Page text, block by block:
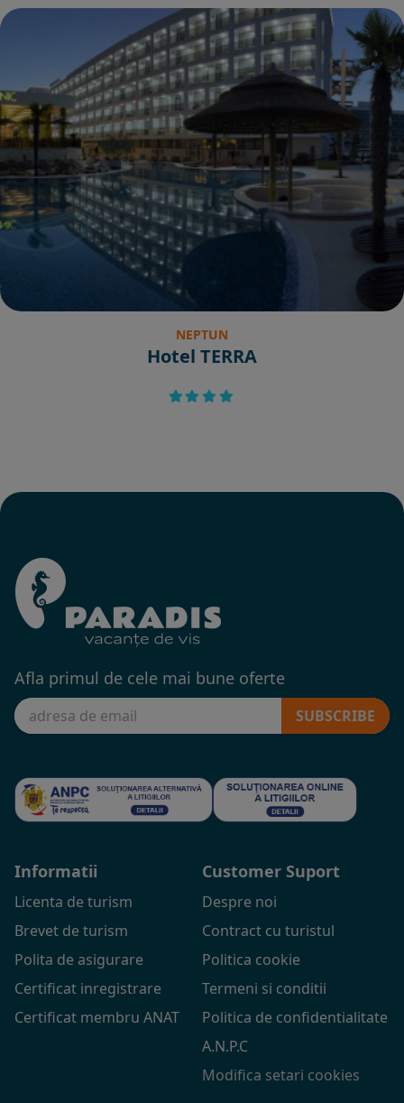
NEPTUN
Hotel TERRA
Afla primul de cele mai bune oferte
SUBSCRIBE
Informatii
Licenta de turism
Brevet de turism
Polita de asigurare
Certificat inregistrare
Certificat membru ANAT
Customer Suport
Despre noi
Contract cu turistul
Politica cookie
Termeni si conditii
Politica de confidentialitate
A.N.P.C
Modifica setari cookies